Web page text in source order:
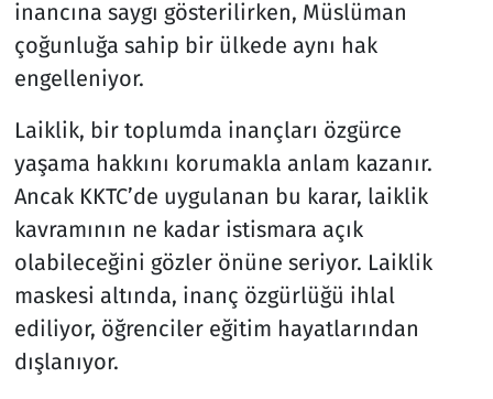
inancına saygı gösterilirken, Müslüman
çoğunluğa sahip bir ülkede aynı hak
engelleniyor.
Laiklik, bir toplumda inançları özgürce
yaşama hakkını korumakla anlam kazanır.
Ancak KKTC’de uygulanan bu karar, laiklik
kavramının ne kadar istismara açık
olabileceğini gözler önüne seriyor. Laiklik
maskesi altında, inanç özgürlüğü ihlal
ediliyor, öğrenciler eğitim hayatlarından
dışlanıyor.